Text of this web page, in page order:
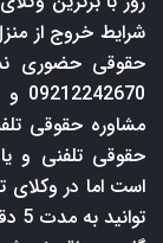
شرایط خروج از
حقوقی حضوری
مشاوره حقوقی
حقوقی تلفنی و یا